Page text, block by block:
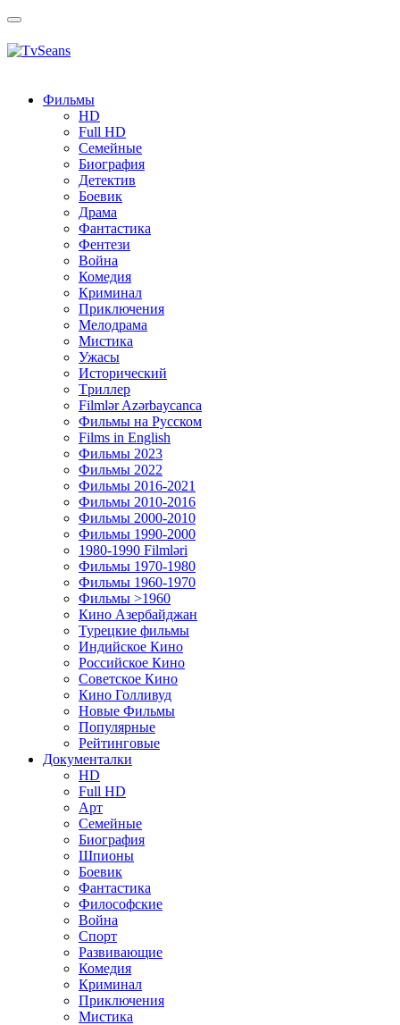
Toggle
Фильмы
HD
Full HD
Семейные
Биография
Детектив
Боевик
Драма
Фантастика
Фентези
Война
Комедия
Криминал
Приключения
Мелодрама
Мистика
Ужасы
Исторический
Tриллер
Filmlər Azərbaycanca
Фильмы на Русском
Films in English
Фильмы 2023
Фильмы 2022
Фильмы 2016-2021
Фильмы 2010-2016
Фильмы 2000-2010
Фильмы 1990-2000
1980-1990 Filmləri
Фильмы 1970-1980
Фильмы 1960-1970
Фильмы >1960
Кино Азербайджан
Турецкие фильмы
Индийское Кино
Российское Кино
Советское Кино
Кино Голливуд
Новые Фильмы
Популярные
Рейтинговые
Документалки
HD
Full HD
Арт
Семейные
Биография
Шпионы
Боевик
Фантастика
Философские
Война
Спорт
Развивающие
Комедия
Криминал
Приключения
Мистика